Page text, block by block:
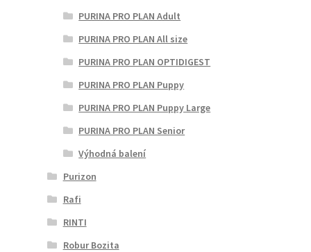
PURINA PRO PLAN Adult
PURINA PRO PLAN All size
PURINA PRO PLAN OPTIDIGEST
PURINA PRO PLAN Puppy
PURINA PRO PLAN Puppy Large
PURINA PRO PLAN Senior
Výhodná balení
Purizon
Rafi
RINTI
Robur Bozita